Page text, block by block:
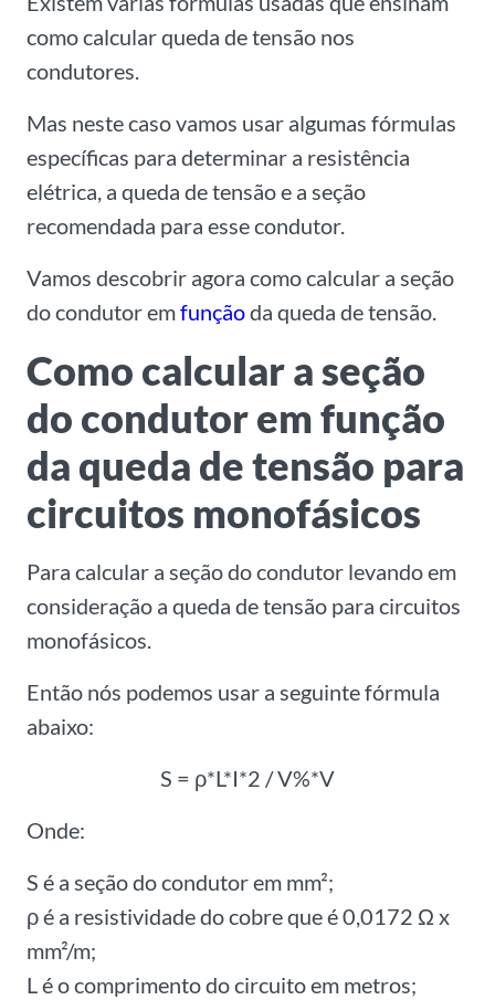
como calcular queda de tensão nos
condutores.
Mas neste caso vamos usar algumas fórmulas
específicas para determinar a resistência
elétrica, a queda de tensão e a seção
recomendada para esse condutor.
Vamos descobrir agora como calcular a seção
do condutor emfunçãoda queda de tensão.
Como calcular a seção
do condutor em função
da queda de tensão para
circuitos monofásicos
Para calcular a seção do condutor levando em
consideração a queda de tensão para circuitos
monofásicos.
Então nós podemos usar a seguinte fórmula
abaixo:
S = ρ*L*I*2 / V%*V
Onde:
S é a seção do condutor em mm²;
ρ é a resistividade do cobre que é 0,0172 Ω x
mm²/m;
L é o comprimento do circuito em metros;